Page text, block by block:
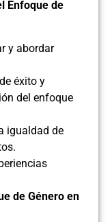
Enfoque de
y abordar
éxito y
del enfoque
igualdad de
de Género en